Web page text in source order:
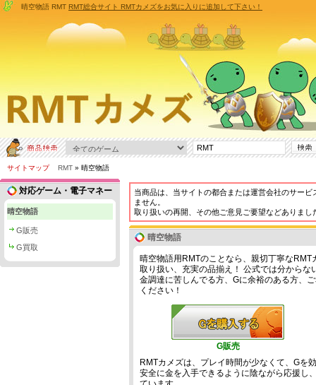
晴空物語 RMT RMT総合サイト RMTカメズをお気に入りに追加して下さい！
サイトマップ RMT » 晴空物語
対応ゲーム・電子マネー
晴空物語
G販売
G買取
当商品は、当サイトの都合または運営会社のサー
ません。
取り扱いの再開、その他ご意見ご要望などありま
晴空物語
晴空物語用RMTのことなら、親切丁寧な
取り扱い、充実の品揃え！ 公式では分から
金調達に苦しんでる方、Gに余裕のある方、
ください！
G販売
RMTカメズは、プレイ時間が少なくて、Gを
安全に金を入手できるように陰ながら応援し